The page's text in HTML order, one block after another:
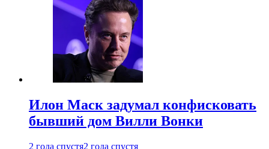
Илон Маск задумал конфисковать
бывший дом Вилли Вонки
2 года спустя2 года спустя